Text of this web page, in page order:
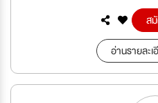
ส
อ่านรายละ